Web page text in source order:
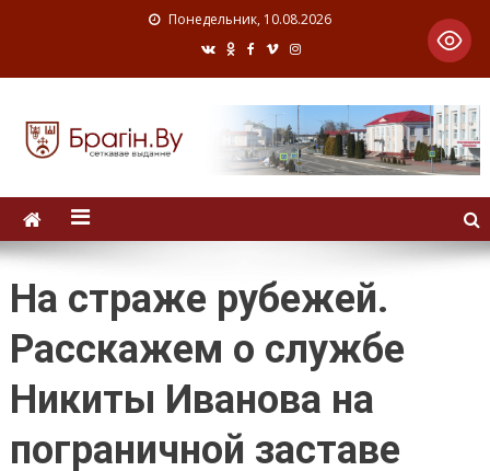
Понедельник, 10.08.2026
На страже рубежей.
Расскажем о службе
Никиты Иванова на
пограничной заставе